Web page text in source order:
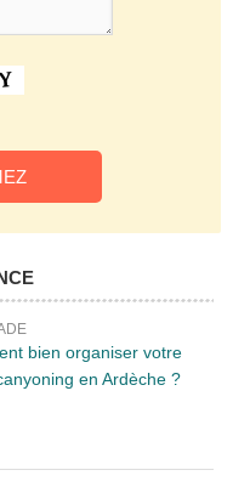
bien organiser votre
en Ardèche ?